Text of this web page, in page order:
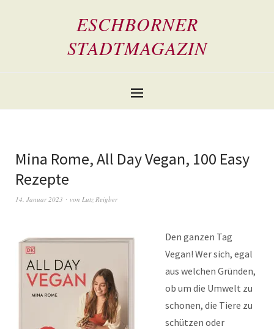
ESCHBORNER
STADTMAGAZIN
Mina Rome, All Day Vegan, 100 Easy
Rezepte
14. Januar 2023 von Lutz Reigber
Den ganzen Tag
Vegan! Wer sich, egal
aus welchen Gründen,
ob um die Umwelt zu
schonen, die Tiere zu
schützen oder